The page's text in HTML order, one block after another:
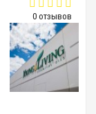
0 отзывов